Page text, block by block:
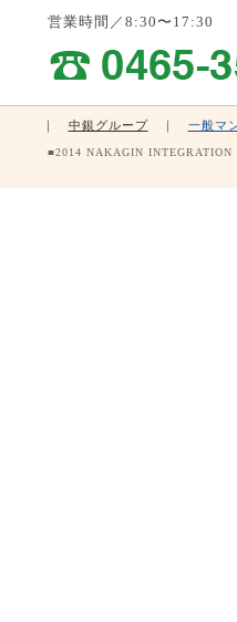
営業時間／8:30〜17:30
｜ 中銀グループ｜ 一般マ
■2014 NAKAGIN INTEGRATION